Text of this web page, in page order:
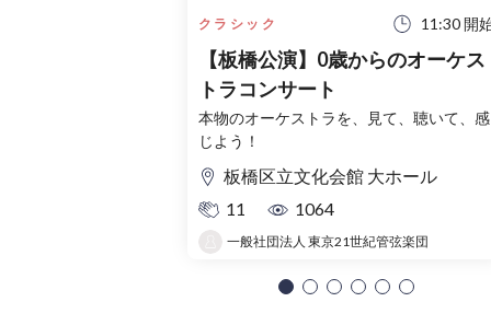
クラシック 11:30 開
【板橋公演】0歳からのオーケス
トラコンサート
本物のオーケストラを、見て、聴いて、感
じよう！
板橋区立文化会館 大ホール
11
1064
一般社団法人 東京21世紀管弦楽団